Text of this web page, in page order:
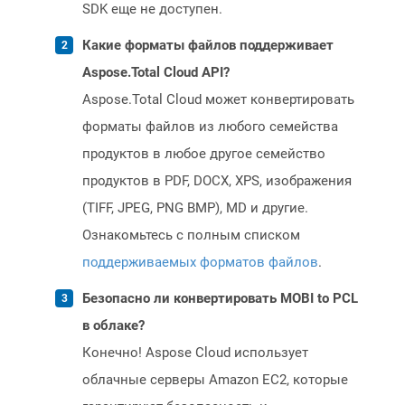
SDK еще не доступен.
Какие форматы файлов поддерживает
Aspose.Total Cloud API?
Aspose.Total Cloud может конвертировать
форматы файлов из любого семейства
продуктов в любое другое семейство
продуктов в PDF, DOCX, XPS, изображения
(TIFF, JPEG, PNG BMP), MD и другие.
Ознакомьтесь с полным списком
поддерживаемых форматов файлов.
Безопасно ли конвертировать MOBI to PCL
в облаке?
Конечно! Aspose Cloud использует
облачные серверы Amazon EC2, которые